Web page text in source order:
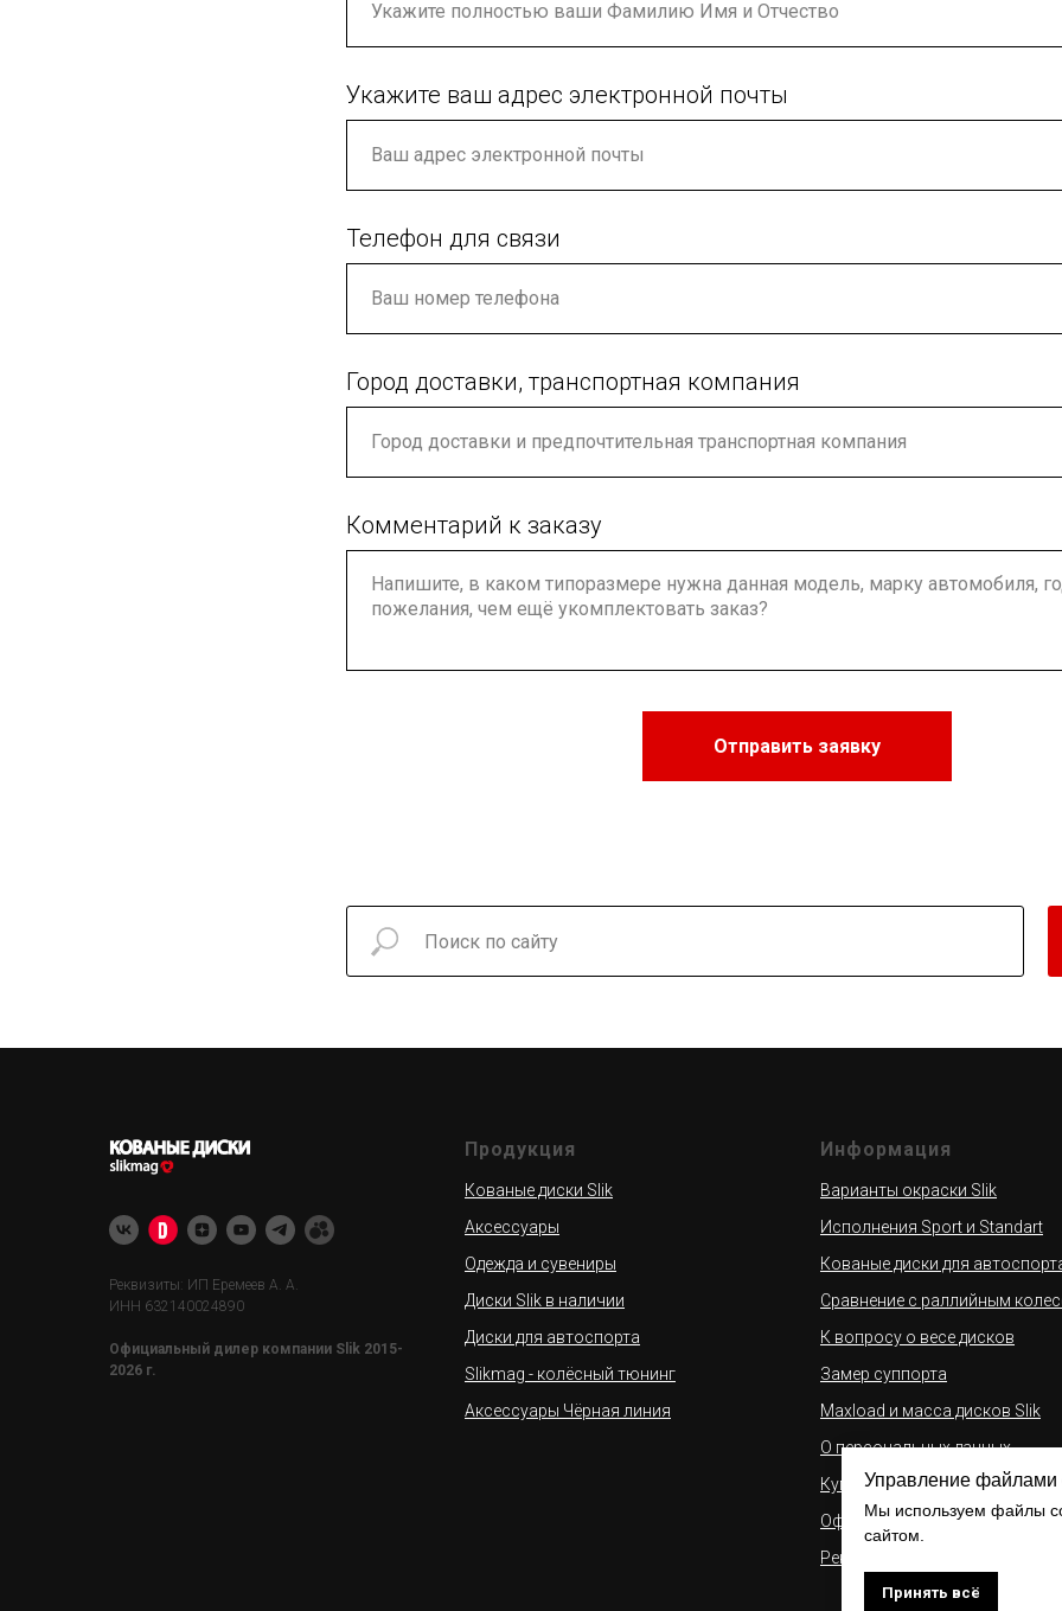
Укажите ваш адрес электронной почты
Телефон для связи
Город доставки, транспортная компания
Комментарий к заказу
Отправить заявку
Управление файлами
Мы используем файлы
сайтом.
Принять всё
Реквизиты: ИП Еремеев А. А.
ИНН 632140024890
Официальный дилер компании Slik 2015-
2026 г.
Продукция
Кованые диски Slik
Аксессуары
Одежда и сувениры
Диски Slik в наличии
Диски для автоспорта
Slikmag - колёсный тюнинг
Аксессуары Чёрная линия
Информация
Варианты окраски Slik
Исполнения Sport и Standart
Кованые диски для
Сравнение с раллийным
К вопросу о весе дисков
Замер суппорта
Maxload и масса дисков Slik
О персональных данных
Купить кованые диски Slik в
Оферта
Реквизиты